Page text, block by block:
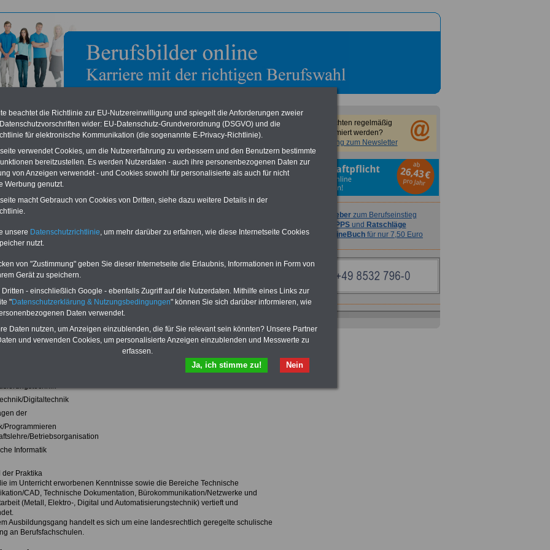
zum Ausbildungsberuf: Assistentin > techn.
u. Dokumentation
,Telekommunikation
in im Fachbereich technische Kommunikation und Dokumentation sind Sie
in Industriebetrieben tätig; Ihr vielfältiges Aufgabenspektrum dreht sich um die
und Verständlichmachung der jeweiligen Unternehmensprodukte.
der gesamten Ausbildung, in der auch berufsspezifische Praktika vorgesehen sind,
folgende Lerngebiete unterrichtet:
Englisch
Digitaltechnik
der
Programmieren
Betriebsorganisation
Informatik
der Praktika
im Unterricht erworbenen Kenntnisse sowie die Bereiche Technische
CAD, Technische Dokumentation, Bürokommunikation/Netzwerke und
(Metall, Elektro-, Digital und Automatisierungstechnik) vertieft und
Ausbildungsgang handelt es sich um eine landesrechtlich geregelte schulische
an Berufsfachschulen.
Sie möchten regelmäßig
informiert werden?
Anmeldung zum Newsletter
Ratgeberzum Berufseinstieg
TIPPS und Ratschläge
OnlineBuch für nur 7,50 Euro
>>>OnlineBuch
beachtet die Richtlinie zur EU-Nutzereinwilligung und spiegelt die Anforderungen zweier
wider: EU-Datenschutz-Grundverordnung (DSGVO) und die
für elektronische Kommunikation (die sogenannte E-Privacy-Richtlinie).
verwendet Cookies, um die Nutzererfahrung zu verbessern und den Benutzern bestimmte
bereitzustellen. Es werden Nutzerdaten - auch ihre personenbezogenen Daten zur
von Anzeigen verwendet - und Cookies sowohl für personalisierte als auch für nicht
Werbung genutzt.
macht Gebrauch von Cookies von Dritten, siehe dazu weitere Details in der
unsere Datenschutzrichtlinie, um mehr darüber zu erfahren, wie diese Internetseite Cookies
nutzt.
von "Zustimmung" geben Sie dieser Internetseite die Erlaubnis, Informationen in Form von
Gerät zu speichern.
- einschließlich Google - ebenfalls Zugriff auf die Nutzerdaten. Mithilfe eines Links zur
"Datenschutzerklärung & Nutzungsbedingungen" können Sie sich darüber informieren, wie
Daten verwendet.
Daten nutzen, um Anzeigen einzublenden, die für Sie relevant sein könnten? Unsere Partner
und verwenden Cookies, um personalisierte Anzeigen einzublenden und Messwerte zu
erfassen.
Nein
Ja, ich stimme zu!